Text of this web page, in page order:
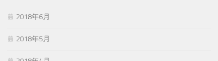
2018年6月
2018年5月